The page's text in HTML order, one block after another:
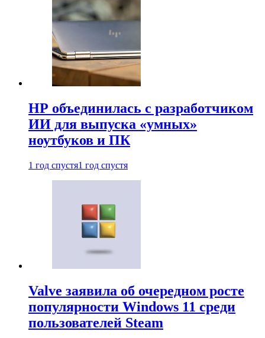
HP объединилась с разработчиком
ИИ для выпуска «умных»
ноутбуков и ПК
1 год спустя1 год спустя
Valve заявила об очередном росте
популярности Windows 11 среди
пользователей Steam